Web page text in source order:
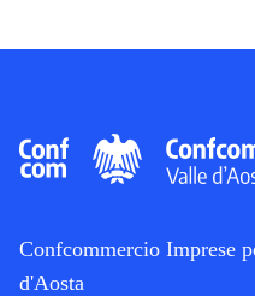
Confcommercio Imprese
d'Aosta